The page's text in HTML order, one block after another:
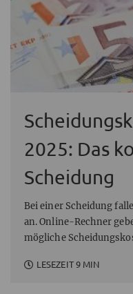
2025: Das
Scheidung
Bei einer Scheidung
an. Online-Rechner
mögliche
LESEZEIT 9 MIN